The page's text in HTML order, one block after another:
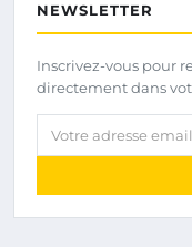
NEWSLETTER
Inscrivez-vous pour
directement dans
Votre adresse email